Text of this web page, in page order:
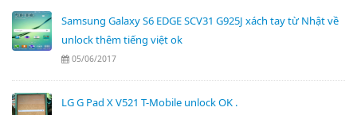
Samsung Galaxy S6 EDGE SCV31 G925J xách tay từ Nhật về
unlock thêm tiếng việt ok
05/06/2017
LG G Pad X V521 T-Mobile unlock OK .